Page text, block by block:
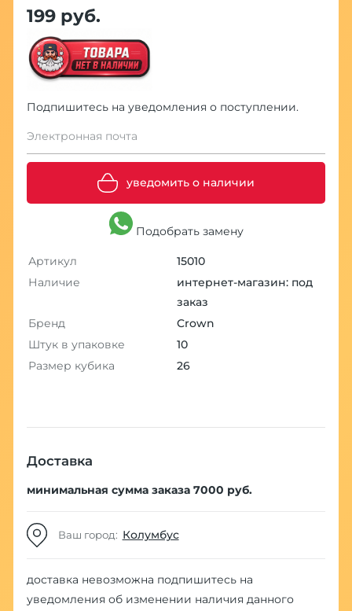
199 руб.
Подпишитесь на уведомления о поступлении.
Электронная почта
уведомить о наличии
Подобрать замену
Артикул
15010
Наличие
интернет-магазин: под
заказ
Бренд
Crown
Штук в упаковке
10
Размер кубика
26
Доставка
минимальная сумма заказа 7000 руб.
Ваш город: Колумбус
доставка невозможна подпишитесь на
уведомления об изменении наличия данного